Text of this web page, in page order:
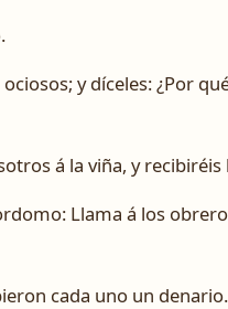
y díceles: ¿Por
á la viña, y
Llama á los
cada uno un denario.